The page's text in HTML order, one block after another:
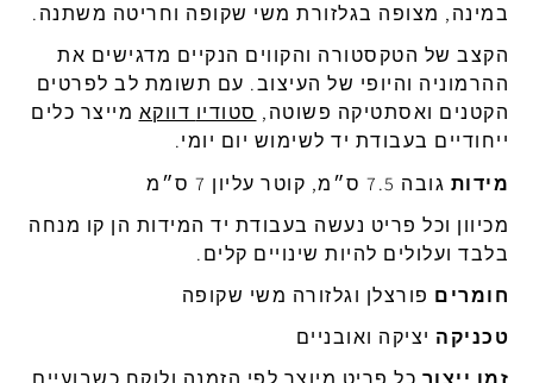
במינה, מצופה בגלזורת משי שקופה וחריטה משתנה.
הקצב של הטקסטורה והקווים הנקיים מדגישים את
ההרמוניה והיופי של העיצוב. עם תשומת לב לפרטים
הקטנים ואסתטיקה פשוטה, סטודיו דווקא מייצר כלים
ייחודיים בעבודת יד לשימוש יום יומי.
מידות גובה ס״מ, קוטר עליון
ס״מ
מכיוון וכל פריט נעשה בעבודת יד המידות הן קו מנחה
בלבד ועלולים להיות שינויים קלים.
חומרים פורצלן וגלזורה משי שקופה
טכניקה יציקה ואובניים